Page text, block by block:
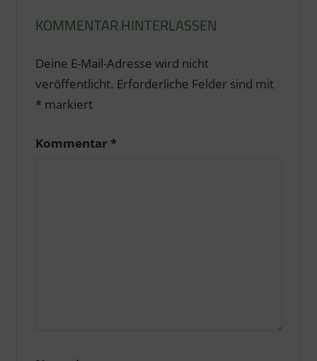
KOMMENTAR HINTERLASSEN
Deine E-Mail-Adresse wird nicht
veröffentlicht. Erforderliche Felder sind mit
*markiert
Kommentar *